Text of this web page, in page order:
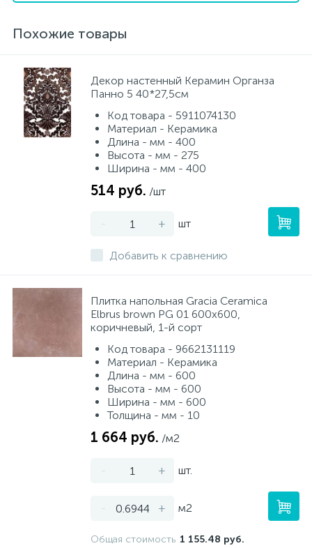
Похожие товары
Декор настенный Керамин Органза
Панно 5 40*27,5см
Код товара - 5911074130
Материал - Керамика
Длина - мм - 400
Высота - мм - 275
Ширина - мм - 400
514 руб. /шт
- + шт
Добавить к сравнению
Плитка напольная Gracia Ceramica
Elbrus brown PG 01 600x600,
коричневый, 1-й сорт
Код товара - 9662131119
Материал - Керамика
Длина - мм - 600
Высота - мм - 600
Ширина - мм - 600
Толщина - мм - 10
1 664 руб. /м2
- + шт.
- + м2
Общая стоимость 1 155.48 руб.